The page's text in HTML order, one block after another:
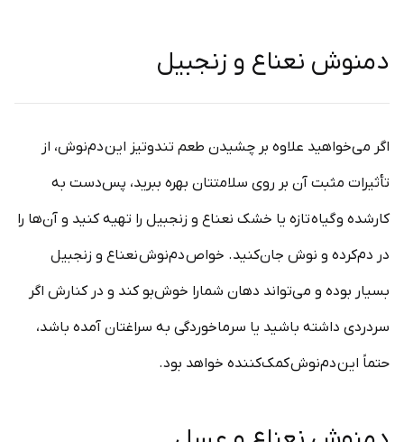
دمنوش نعناع و زنجبیل
اگر می‌خواهید علاوه بر چشیدن طعم تندوتیز این دم‌نوش، از
تأثیرات مثبت آن بر روی سلامتتان بهره ببرید، پس‌دست به
کارشده و گیاه تازه یا خشک نعناع و زنجبیل را تهیه کنید و آن‌ها را
در دم‌کرده و نوش جان‌کنید. خواص دم‌نوش نعناع و زنجبیل
بسیار بوده و می‌تواند دهان شمارا خوش‌بو کند و در کنارش اگر
سردردی داشته باشید یا سرماخوردگی به سراغتان آمده باشد،
حتماً این دم‌نوش کمک‌کننده خواهد بود.